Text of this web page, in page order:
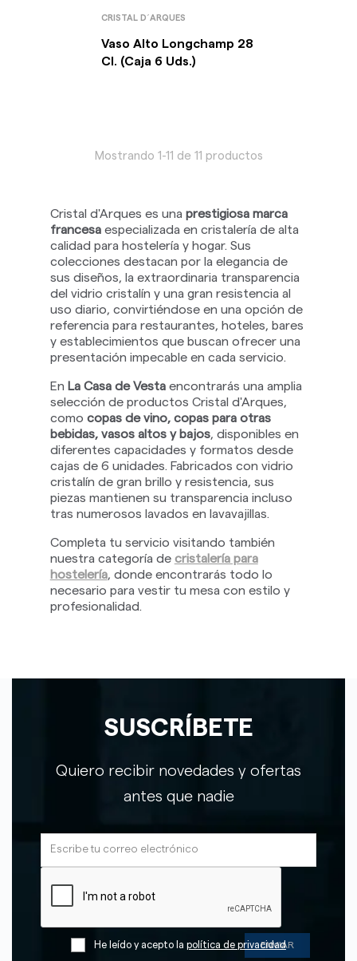
CRISTAL D´ARQUES
Vaso Alto Longchamp 28
Cl. (Caja 6 Uds.)
Mostrando 1-11 de 11 productos
Cristal d'Arques es una prestigiosa marca
francesaespecializada en cristalería de alta
calidad para hostelería y hogar. Sus
colecciones destacan por la elegancia de
sus diseños, la extraordinaria transparencia
del vidrio cristalín y una gran resistencia al
uso diario, convirtiéndose en una opción de
referencia para restaurantes, hoteles, bares
y establecimientos que buscan ofrecer una
presentación impecable en cada servicio.
En La Casa de Vestaencontrarás una amplia
selección de productos Cristal d'Arques,
como copas de vino, copas para otras
bebidas, vasos altos y bajos, disponibles en
diferentes capacidades y formatos desde
cajas de 6 unidades. Fabricados con vidrio
cristalín de gran brillo y resistencia, sus
piezas mantienen su transparencia incluso
tras numerosos lavados en lavavajillas.
Completa tu servicio visitando también
nuestra categoría de cristalería para
hostelería, donde encontrarás todo lo
necesario para vestir tu mesa con estilo y
profesionalidad.
SUSCRÍBETE
Quiero recibir novedades y ofertas
antes que nadie
He leído y acepto la política de privacidad